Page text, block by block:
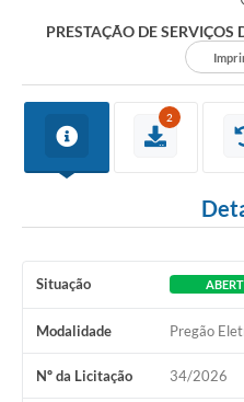
PRESTAÇÃO DE
2
Situação
Modalidade Pregão
Nº da Licitação 34/2026